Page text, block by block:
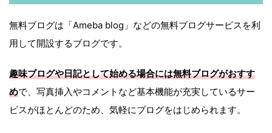
無料ブログは「Ameba blog」などの無料ブログサービスを利
用して開設するブログです。
趣味ブログや日記として始める場合には無料ブログがおすす
めで、写真挿入やコメントなど基本機能が充実しているサー
ビスがほとんどのため、気軽にブログをはじめられます。